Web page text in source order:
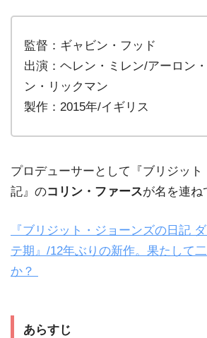
監督：ギャビン・フッド
出演：ヘレン・ミレン/アーロン
ン・リックマン
製作：2015年/イギリス
プロデューサーとして『ブリジット
記』のコリン・ファースが名を連ね
『ブリジット・ジョーンズの日記
テ期』/12年ぶりの新作。果たして
か？
あらすじ